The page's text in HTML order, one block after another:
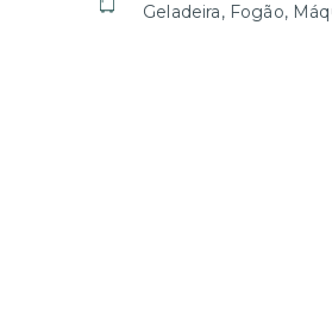
Geladeira, Fogão,